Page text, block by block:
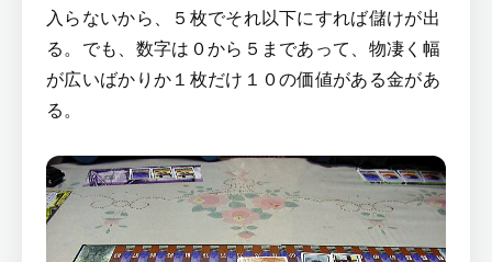
入らないから、５枚でそれ以下にすれば儲けが出
る。でも、数字は０から５まであって、物凄く幅
が広いばかりか１枚だけ１０の価値がある金があ
る。